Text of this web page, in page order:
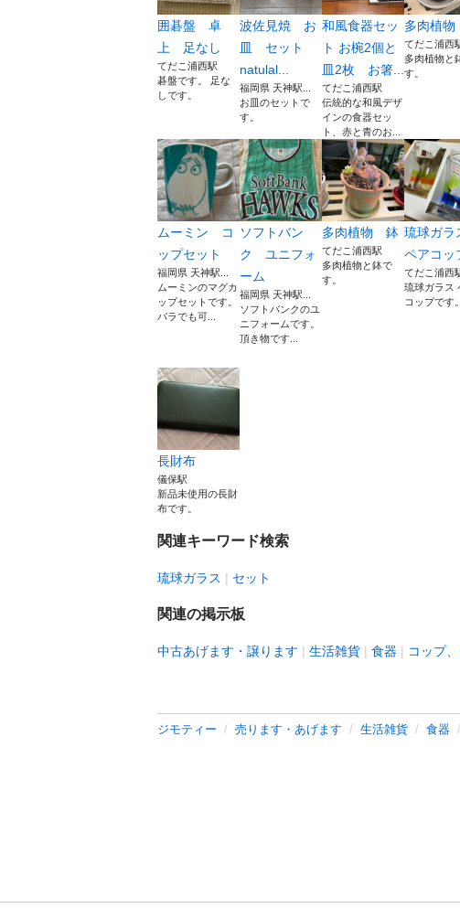
囲碁盤 卓
上 足なし
てだこ浦西駅
碁盤です。 足な
しです。
波佐見焼 お
皿 セット
natulal...
福岡県 天神駅...
お皿のセットで
す。
和風食器セッ
ト お椀2個と
皿2枚 お箸...
てだこ浦西駅
伝統的な和風デザ
インの食器セッ
ト、赤と青のお...
多肉植
てだこ浦西
多肉植物と
す。
ムーミン コ
ップセット
福岡県 天神駅...
ムーミンのマグカ
ップセットです。
バラでも可...
ソフトバン
ク ユニフォ
ーム
福岡県 天神駅...
ソフトバンクのユ
ニフォームです。
頂き物です...
多肉植物 鉢
てだこ浦西駅
多肉植物と鉢で
す。
琉球ガ
ペアコッ
てだこ浦西
琉球ガラス
コップです。
長財布
儀保駅
新品未使用の長財
布です。
関連キーワード検索
琉球ガラス セット
関連の掲示板
中古あげます・譲ります 生活雑貨 食器 コップ
ジモティー 売ります・あげます 生活雑貨 食器